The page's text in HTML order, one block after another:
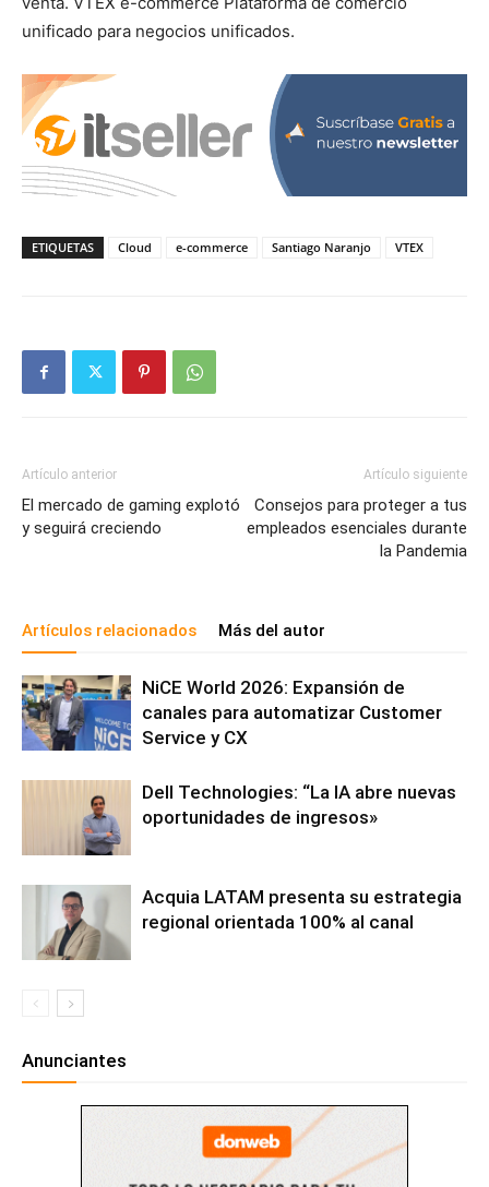
unificado para negocios unificados.
ETIQUETAS Cloud e-commerce Santiago Naranjo VTEX
Artículo anterior
El mercado de gaming explotó
y seguirá creciendo
Artículo siguiente
Consejos para proteger a tus
empleados esenciales durante
la Pandemia
Artículos relacionados Más del autor
NiCE World 2026: Expansión de
canales para automatizar Customer
Service y CX
Dell Technologies: “La IA abre nuevas
oportunidades de ingresos»
Acquia LATAM presenta su estrategia
regional orientada 100% al canal
Anunciantes